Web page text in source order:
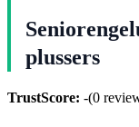
plussers
TrustScore: -(0